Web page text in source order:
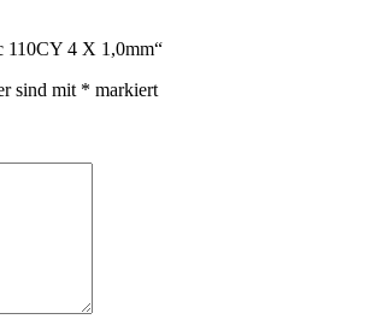
110CY 4 X 1,0mm“
sind mit * markiert